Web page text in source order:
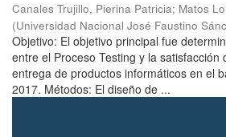
Canales Trujillo, Pierina Patricia; Matos
(Universidad Nacional José Faustino
Objetivo: El objetivo principal fue
entre el Proceso Testing y la satisfacción
entrega de productos informáticos en el
2017. Métodos: El diseño de ...